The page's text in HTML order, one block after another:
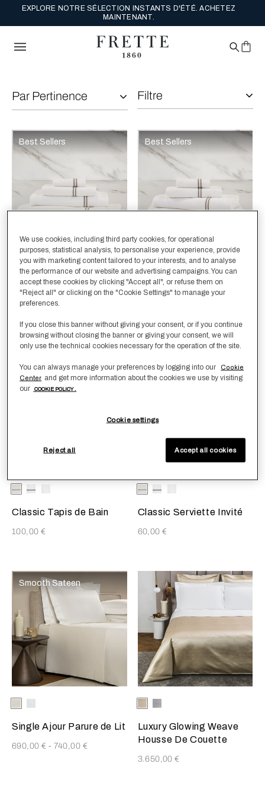
EXPLORE NOTRE SÉLECTION INSTANTS D'ÉTÉ. ACHETEZ
MAINTENANT.
Filtre
La sélection de l'option reflétera les données présentes dans la
Affiner par:
Par Pertinence
Best Sellers
La sélection de la couleur mettra à jour l'image du produit
Available Colors
Blanc-
Kaki
White-
AshGrey
Blanc-
BleuMarine
Blanc-
Blanc
Classic Drap de Bain
150,00 €
Best Sellers
La sélection de la couleur
Available Colors
Blanc-
Kaki
White-
AshGrey
Blanc-
Blanc
Classic Serviette De
Douche
Best Sellers
La sélection de la couleur mettra à jour l'image du produit
Available Colors
Blanc-
Kaki
White-
Classic Tapis de Bain
100,00 €
Best Sellers
La sélection de la couleur
Available Colors
Blanc-
Kaki
White-
Classic Serviette Invité
60,00 €
Smooth Sateen
La sélection de la couleur mettra à jour l'image du produit
Available Colors
Single Ajour Parure de Lit
690,00 € - 740,00 €
La sélection de la couleur
Available Colors
Savage
Beige
Cliff
Luxury Glowing Weave
Housse De Couette
3.650,00 €
We use cookies, including third party cookies, for operational
purposes, statistical analysis, to personalise your experience, provide
you with marketing content tailored to your interests, and to analyse
the performance of our website and advertising campaigns. You can
accept these cookies by clicking "Accept all", or refuse them on
"Reject all" or clicking on the "Cookie Settings" to manage your
preferences.
If you close this banner without giving your consent, or if you continue
browsing without closing the banner or giving your consent, we will
only use the technical cookies necessary for the operation of the site.
You can always manage your preferences by logging into our
Cookie
Center and get more information about the cookies we use by visiting
our
COOKIE POLICY .
Cookie settings
Reject all Accept all cookies